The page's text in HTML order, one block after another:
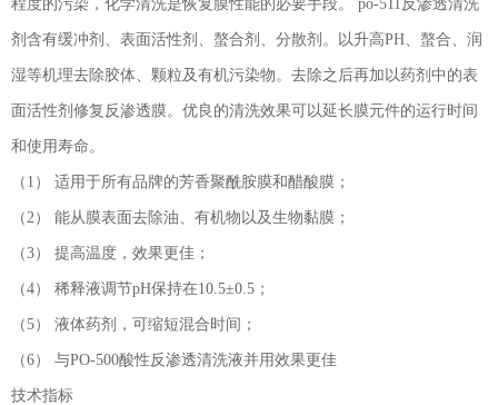
程度的污染，化学清洗是恢复膜性能的必要手段。 po-511反渗透清洗
剂含有缓冲剂、表面活性剂、螯合剂、分散剂。以升高PH、螯合、润
湿等机理去除胶体、颗粒及有机污染物。去除之后再加以药剂中的表
面活性剂修复反渗透膜。优良的清洗效果可以延长膜元件的运行时间
和使用寿命。
（1） 适用于所有品牌的芳香聚酰胺膜和醋酸膜；
（2） 能从膜表面去除油、有机物以及生物黏膜；
（3） 提高温度，效果更佳；
（4） 稀释液调节pH保持在10.5±0.5；
（5） 液体药剂，可缩短混合时间；
（6） 与PO-500酸性反渗透清洗液并用效果更佳
技术指标